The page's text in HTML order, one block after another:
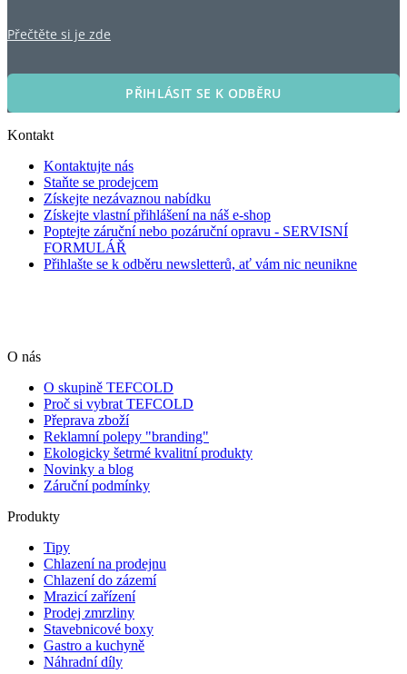
Přečtěte si je zde
PŘIHLÁSIT SE K ODBĚRU
Kontakt
Kontaktujte nás
Staňte se prodejcem
Získejte nezávaznou nabídku
Získejte vlastní přihlášení na náš e-shop
Poptejte záruční nebo pozáruční opravu - SERVISNÍ
FORMULÁŘ
Přihlašte se k odběru newsletterů, ať vám nic neunikne
O nás
O skupině TEFCOLD
Proč si vybrat TEFCOLD
Přeprava zboží
Reklamní polepy "branding"
Ekologicky šetrmé kvalitní produkty
Novinky a blog
Záruční podmínky
Produkty
Tipy
Chlazení na prodejnu
Chlazení do zázemí
Mrazicí zařízení
Prodej zmrzliny
Stavebnicové boxy
Gastro a kuchyně
Náhradní díly